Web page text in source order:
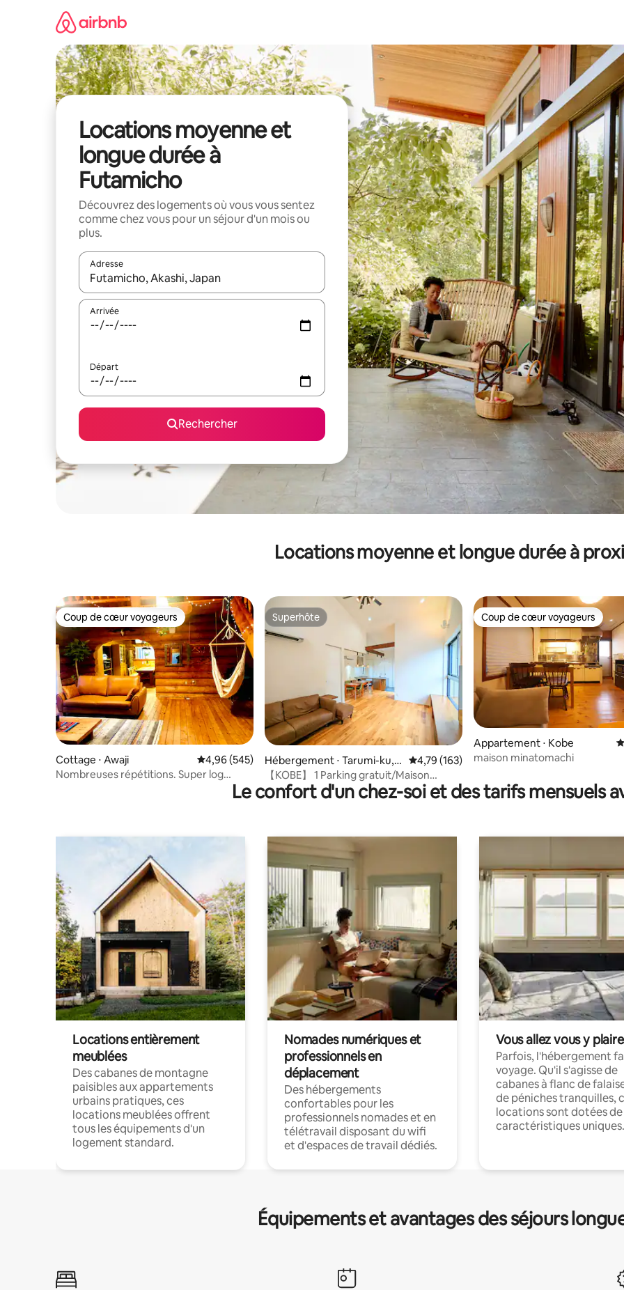
Locations moyenne et
longue durée à
Futamicho
Découvrez des logements où vous vous sentez
comme chez vous pour un séjour d'un mois ou
plus.
Adresse
Lorsque les résultats s'affichent, utilisez les flèches vers le haut et vers le bas pour les parcourir ou en appuyant et en
Arrivée
Départ
Rechercher
Locations moyenne et longue durée à
Coup de cœur voyageurs
Coup de cœur voyageurs
Cottage ⋅ Awaji Évaluation moyenne sur la base de 545 commentaires : 4,96 sur 5
4,96 (545)
Nombreuses répétitions. Super log
house Linkin country house, idéalement
situé sur l'île d'Awaji, animaux acceptés
Superhôte
Superhôte
Hébergement ⋅ Tarumi-ku, K
obe
Évaluation moyenne sur la base de 163
4,79 (163)
【KOBE】 1 Parking gratuit/Maison
privée/Wifi gratuit/Plage
Coup de cœur voyageurs
Coup de cœur voyageurs
Appartement ⋅ Kobe
maison minatomachi
Le confort d'un chez-soi et des tarifs mensuels
Locations entièrement
meublées
Des cabanes de montagne
paisibles aux appartements
urbains pratiques, ces
locations meublées offrent
tous les équipements d'un
logement standard.
Nomades numériques et
professionnels en
déplacement
Des hébergements
confortables pour les
professionnels nomades et en
télétravail disposant du wifi
et d'espaces de travail dédiés.
Vous allez vous y plaire
Parfois, l'hébergement
voyage. Qu'il s'agisse de
cabanes à flanc de
de péniches tranquilles,
locations sont dotées de
caractéristiques uniques.
Équipements et avantages des séjours